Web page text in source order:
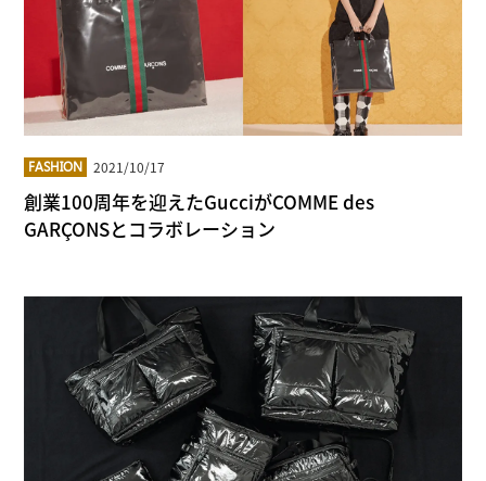
FASHION 2021/10/17
創業100周年を迎えたGucciがCOMME des
GARÇONSとコラボレーション